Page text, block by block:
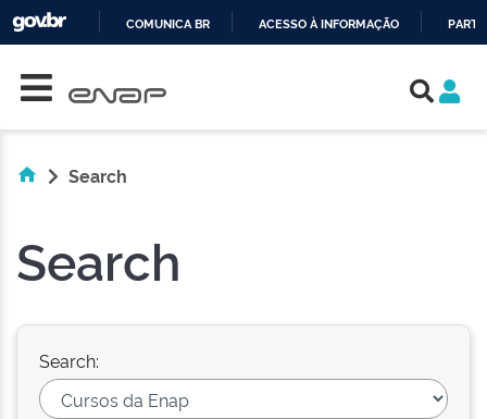
COMUNICA BR ACESSO À INFORMAÇÃO
Search
Search
Search: